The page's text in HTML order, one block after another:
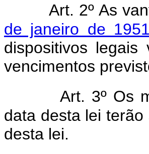
Art. 2º As
de janeiro de 1951
dispositivos
vencimentos
Art. 3º Os
data desta lei
desta lei.